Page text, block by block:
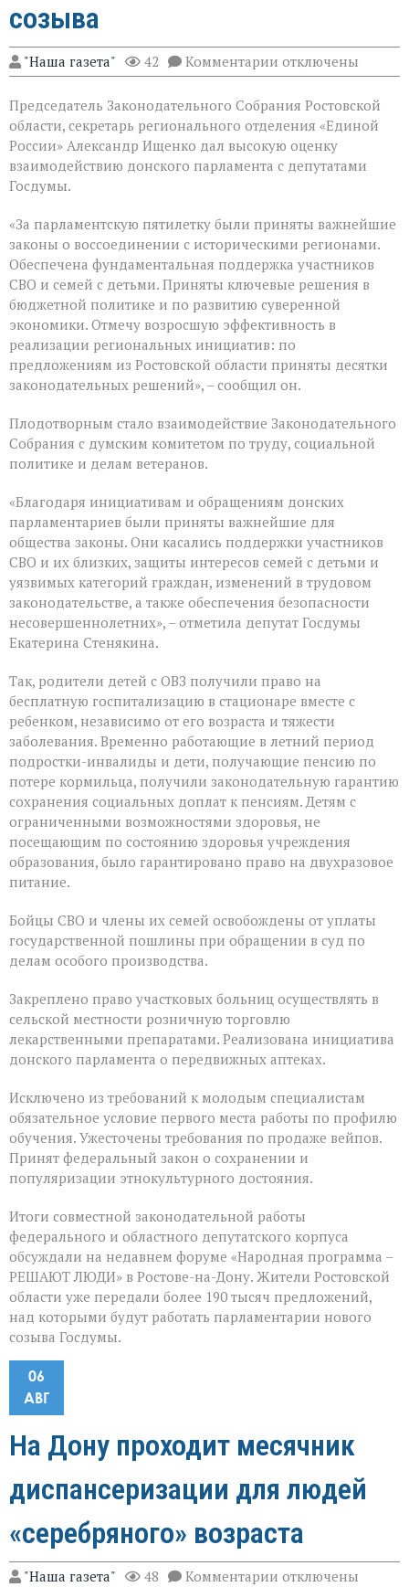
созыва
"Наша газета" 42 Комментарии к
записи
Государственной
Думе
состоялось
заключительное
сессии,
ставшее
последним
для
VIII
созыва
отключены
Председатель Законодательного Собрания Ростовской
области, секретарь регионального отделения «Единой
России» Александр Ищенко дал высокую оценку
взаимодействию донского парламента с депутатами
Госдумы.
«За парламентскую пятилетку были приняты важнейшие
законы о воссоединении с историческими регионами.
Обеспечена фундаментальная поддержка участников
СВО и семей с детьми. Приняты ключевые решения в
бюджетной политике и по развитию суверенной
экономики. Отмечу возросшую эффективность в
реализации региональных инициатив: по
предложениям из Ростовской области приняты десятки
законодательных решений», – сообщил он.
Плодотворным стало взаимодействие Законодательного
Собрания с думским комитетом по труду, социальной
политике и делам ветеранов.
«Благодаря инициативам и обращениям донских
парламентариев были приняты важнейшие для
общества законы. Они касались поддержки участников
СВО и их близких, защиты интересов семей с детьми и
уязвимых категорий граждан, изменений в трудовом
законодательстве, а также обеспечения безопасности
несовершеннолетних», – отметила депутат Госдумы
Екатерина Стенякина.
Так, родители детей с ОВЗ получили право на
бесплатную госпитализацию в стационаре вместе с
ребенком, независимо от его возраста и тяжести
заболевания. Временно работающие в летний период
подростки-инвалиды и дети, получающие пенсию по
потере кормильца, получили законодательную гарантию
сохранения социальных доплат к пенсиям. Детям с
ограниченными возможностями здоровья, не
посещающим по состоянию здоровья учреждения
образования, было гарантировано право на двухразовое
питание.
Бойцы СВО и члены их семей освобождены от уплаты
государственной пошлины при обращении в суд по
делам особого производства.
Закреплено право участковых больниц осуществлять в
сельской местности розничную торговлю
лекарственными препаратами. Реализована инициатива
донского парламента о передвижных аптеках.
Исключено из требований к молодым специалистам
обязательное условие первого места работы по профилю
обучения. Ужесточены требования по продаже вейпов.
Принят федеральный закон о сохранении и
популяризации этнокультурного достояния.
Итоги совместной законодательной работы
федерального и областного депутатского корпуса
обсуждали на недавнем форуме «Народная программа –
РЕШАЮТ ЛЮДИ» в Ростове-на-Дону. Жители Ростовской
области уже передали более 190 тысяч предложений,
над которыми будут работать парламентарии нового
созыва Госдумы.
06
АВГ
На Дону проходит месячник
диспансеризации для людей
«серебряного» возраста
"Наша газета" 48 Комментарии котключены